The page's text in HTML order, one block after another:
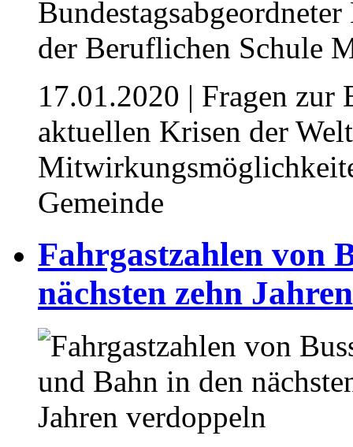
17.01.2020 | Fragen zur
aktuellen Krisen der
Gemeinde
Fahrgastzahlen von
nächsten zehn